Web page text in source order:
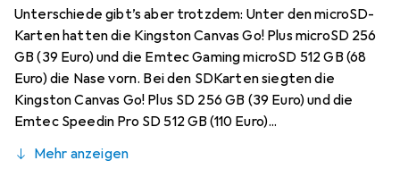
Unterschiede gibt’s aber trotzdem: Unter den microSD-
Karten hatten die Kingston Canvas Go! Plus microSD 256
GB (39 Euro) und die Emtec Gaming microSD 512 GB (68
Euro) die Nase vorn. Bei den SDKarten siegten die
Kingston Canvas Go! Plus SD 256 GB (39 Euro) und die
Emtec Speedin Pro SD 512 GB (110 Euro)...
Mehr anzeigen